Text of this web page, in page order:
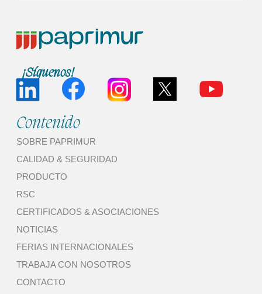
¡Síguenos!
Contenido
SOBRE PAPRIMUR
CALIDAD & SEGURIDAD
PRODUCTO
RSC
CERTIFICADOS & ASOCIACIONES
NOTICIAS
FERIAS INTERNACIONALES
TRABAJA CON NOSOTROS
CONTACTO